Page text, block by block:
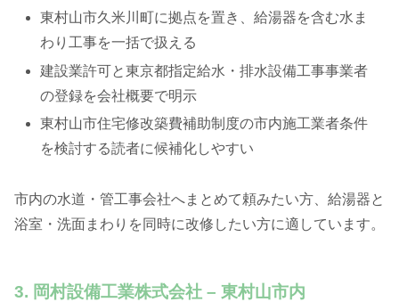
東村山市久米川町に拠点を置き、給湯器を含む水ま
わり工事を一括で扱える
建設業許可と東京都指定給水・排水設備工事事業者
の登録を会社概要で明示
東村山市住宅修改築費補助制度の市内施工業者条件
を検討する読者に候補化しやすい
市内の水道・管工事会社へまとめて頼みたい方、給湯器と
浴室・洗面まわりを同時に改修したい方に適しています。
3. 岡村設備工業株式会社 – 東村山市内